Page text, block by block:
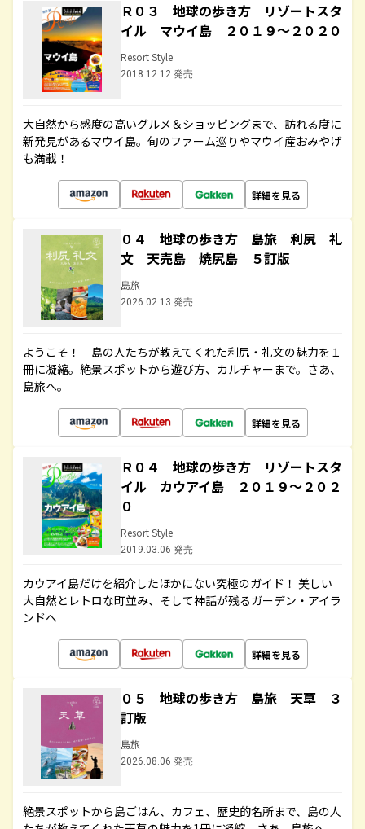
Ｒ０３ 地球の歩き方 リゾートスタ
イル マウイ島 ２０１９～２０２０
Resort Style
2018.12.12 発売
大自然から感度の高いグルメ＆ショッピングまで、訪れる度に
新発見があるマウイ島。旬のファーム巡りやマウイ産おみやげ
も満載！
詳細を見る
０４ 地球の歩き方 島旅 利尻 礼
文 天売島 焼尻島 ５訂版
島旅
2026.02.13 発売
ようこそ！ 島の人たちが教えてくれた利尻・礼文の魅力を１
冊に凝縮。絶景スポットから遊び方、カルチャーまで。さあ、
島旅へ。
詳細を見る
Ｒ０４ 地球の歩き方 リゾートスタ
イル カウアイ島 ２０１９～２０２
０
Resort Style
2019.03.06 発売
カウアイ島だけを紹介したほかにない究極のガイド！ 美しい
大自然とレトロな町並み、そして神話が残るガーデン・アイラ
ンドへ
詳細を見る
０５ 地球の歩き方 島旅 天草 ３
訂版
島旅
2026.08.06 発売
絶景スポットから島ごはん、カフェ、歴史的名所まで、島の人